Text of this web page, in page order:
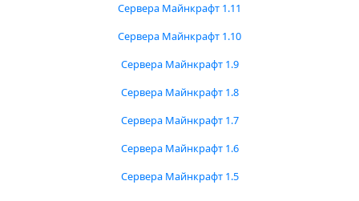
Сервера Майнкрафт 1.11
Сервера Майнкрафт 1.10
Сервера Майнкрафт 1.9
Сервера Майнкрафт 1.8
Сервера Майнкрафт 1.7
Сервера Майнкрафт 1.6
Сервера Майнкрафт 1.5